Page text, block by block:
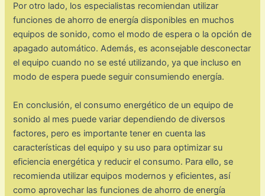
Por otro lado, los especialistas recomiendan utilizar
funciones de ahorro de energía disponibles en muchos
equipos de sonido, como el modo de espera o la opción de
apagado automático. Además, es aconsejable desconectar
el equipo cuando no se esté utilizando, ya que incluso en
modo de espera puede seguir consumiendo energía.
En conclusión, el consumo energético de un equipo de
sonido al mes puede variar dependiendo de diversos
factores, pero es importante tener en cuenta las
características del equipo y su uso para optimizar su
eficiencia energética y reducir el consumo. Para ello, se
recomienda utilizar equipos modernos y eficientes, así
como aprovechar las funciones de ahorro de energía